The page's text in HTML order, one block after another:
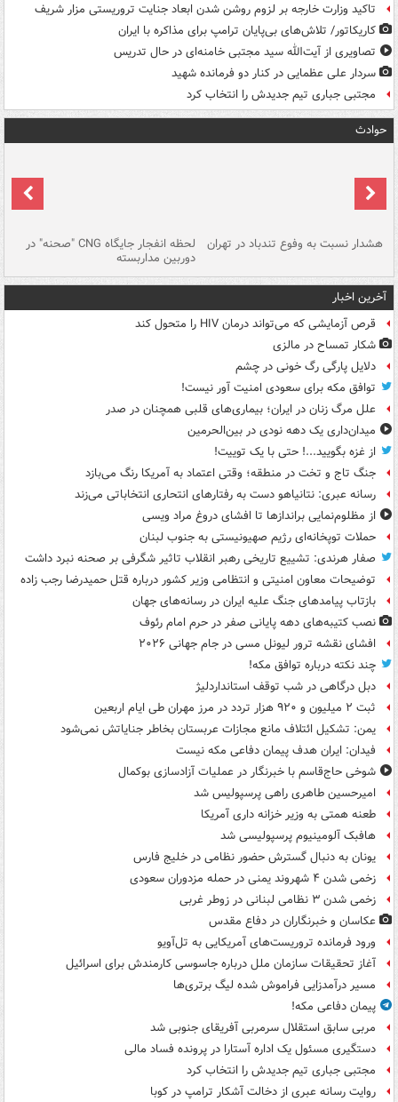
تاکید وزارت خارجه بر لزوم روشن شدن ابعاد جنایت تروریستی مزار شریف
کاریکاتور/ تلاش‌های بی‌پایان ترامپ برای مذاکره با ایران
تصاویری از آیت‌الله سید مجتبی خامنه‌ای در حال تدریس
سردار علی عظمایی در کنار دو فرمانده شهید
مجتبی جباری تیم جدیدش را انتخاب کرد
حوادث
هشدار نسبت به وفوع تندباد در تهران لحظه انفجار جایگاه CNG "صحنه" در
دوربین مداربسته
آخرین اخبار
قرص آزمایشی که می‌تواند درمان HIV را متحول کند
شکار تمساح در مالزی
دلایل پارگی رگ خونی در چشم
توافق مکه برای سعودی امنیت آور نیست!
علل مرگ زنان در ایران؛ بیماری‌های قلبی همچنان در صدر
میدان‌داری یک دهه نودی در بین‌الحرمین
از غزه بگویید...! حتی با یک توییت!
جنگ تاج و تخت در منطقه؛ وقتی اعتماد به آمریکا رنگ می‌بازد
رسانه عبری: نتانیاهو دست به رفتارهای انتحاری انتخاباتی می‌زند
از مظلوم‌نمایی براندازها تا افشای دروغ مراد ویسی
حملات توپخانه‌ای رژیم صهیونیستی به جنوب لبنان
صفار هرندی: تشییع تاریخی رهبر انقلاب تاثیر شگرفی بر صحنه نبرد داشت
توضیحات معاون امنیتی و انتظامی وزیر کشور درباره قتل حمیدرضا رجب زاده
بازتاب پیامدهای جنگ علیه ایران در رسانه‌های جهان
نصب کتیبه‌های دهه پایانی صفر در حرم امام رئوف
افشای نقشه ترور لیونل مسی در جام جهانی ۲۰۲۶
چند نکته درباره توافق مکه!
دبل درگاهی در شب توقف استانداردلیژ
ثبت ۲ میلیون و ۹۲۰ هزار تردد در مرز مهران طی ایام اربعین
یمن: تشکیل ائتلاف مانع مجازات عربستان بخاطر جنایاتش نمی‌شود
فیدان: ایران هدف پیمان دفاعی مکه نیست
شوخی حاج‌قاسم با خبرنگار در عملیات آزادسازی بوکمال
امیرحسین طاهری راهی پرسپولیس شد
طعنه همتی به وزیر خزانه داری آمریکا
هافبک آلومینیوم پرسپولیسی شد
یونان به دنبال گسترش حضور نظامی در خلیج فارس
زخمی شدن ۴ شهروند یمنی در حمله مزدوران سعودی
زخمی شدن ۳ نظامی لبنانی در زوطر غربی
عکاسان و خبرنگاران در دفاع مقدس
ورود فرمانده تروریست‌های آمریکایی به تل‌آویو
آغاز تحقیقات سازمان ملل درباره جاسوسی کارمندش برای اسرائیل
مسیر درآمدزایی فراموش شده لیگ برتری‌ها
پیمان دفاعی مکه!
مربی سابق استقلال سرمربی آفریقای جنوبی شد
دستگیری مسئول یک اداره آستارا در پرونده فساد مالی
مجتبی جباری تیم جدیدش را انتخاب کرد
روایت رسانه عبری از دخالت آشکار ترامپ در کوبا